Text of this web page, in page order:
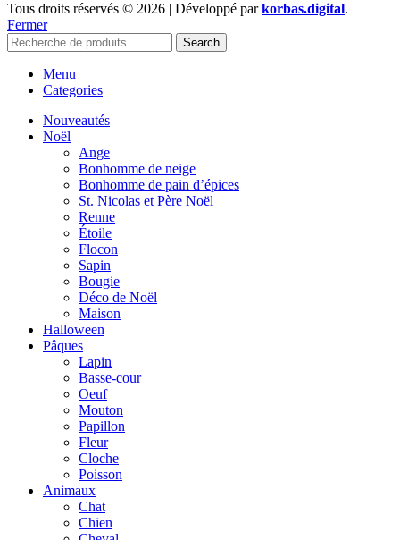
Tous droits réservés © 2026 | Développé parkorbas.digital.
Fermer
Search
Menu
Categories
Nouveautés
Noël
Ange
Bonhomme de neige
Bonhomme de pain d’épices
St. Nicolas et Père Noël
Renne
Étoile
Flocon
Sapin
Bougie
Déco de Noël
Maison
Halloween
Pâques
Lapin
Basse-cour
Oeuf
Mouton
Papillon
Fleur
Cloche
Poisson
Animaux
Chat
Chien